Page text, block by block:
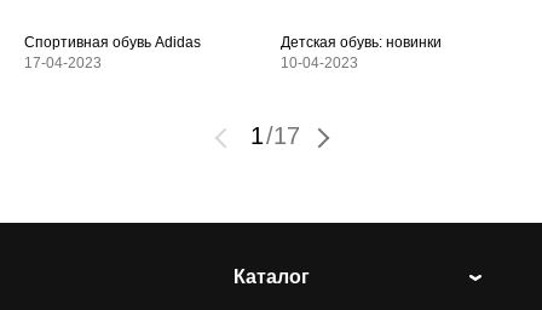
Спортивная обувь Adidas
17-04-2023
Детская обувь: новинки
10-04-2023
1/17
Каталог